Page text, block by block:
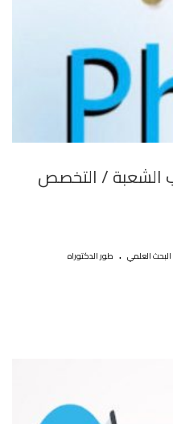
الشعبة / التخصص
البحث العلمي . طور الدكتوراه